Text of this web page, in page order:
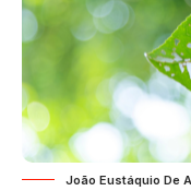
João Eustáquio De